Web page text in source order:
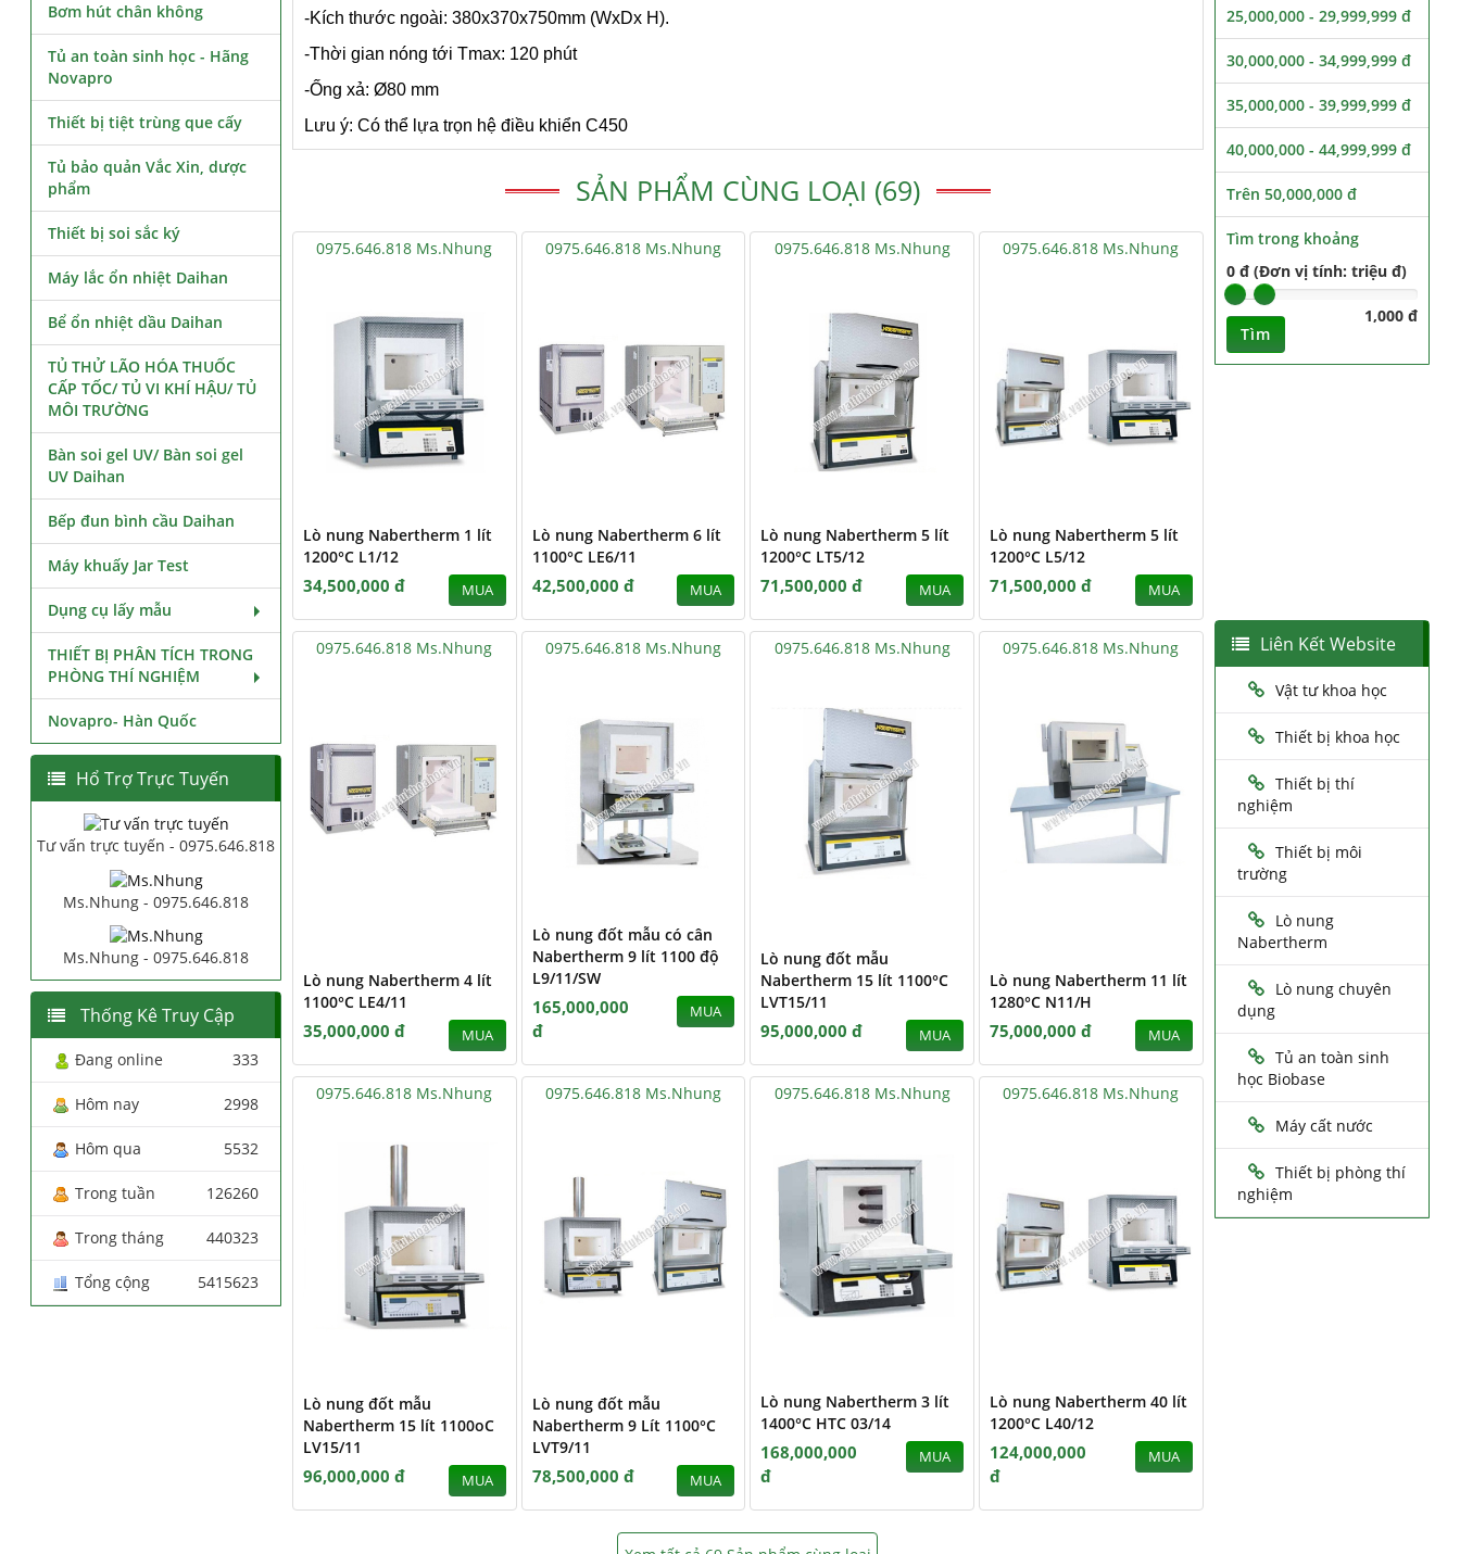
-Kích thước ngoài: 380x370x750mm (WxDx H).
-Thời gian nóng tới Tmax: 120 phút
-Ống xả: Ø80 mm
Lưu ý: Có thể lựa trọn hệ điều khiển C450
SẢN PHẨM CÙNG LOẠI (69)
0975.646.818 Ms.Nhung
Lò nung Nabertherm 1 lít
1200°C L1/12
34,500,000 đ MUA
0975.646.818 Ms.Nhung
Lò nung Nabertherm 6 lít
1100°C LE6/11
42,500,000 đ MUA
0975.646.818 Ms.Nhung
Lò nung Nabertherm 5 lít
1200°C LT5/12
71,500,000 đ MUA
0975.646.818 Ms.Nhung
Lò nung Nabertherm 5 lít
1200°C L5/12
71,500,000 đ MUA
0975.646.818 Ms.Nhung
Lò nung Nabertherm 4 lít
1100°C LE4/11
35,000,000 đ MUA
0975.646.818 Ms.Nhung
Lò nung đốt mẫu có cân
Nabertherm 9 lít 1100 độ
L9/11/SW
165,000,000
đ
MUA
0975.646.818 Ms.Nhung
Lò nung đốt mẫu
Nabertherm 15 lít 1100°C
LVT15/11
95,000,000 đ MUA
0975.646.818 Ms.Nhung
Lò nung Nabertherm 11 lít
1280°C N11/H
75,000,000 đ MUA
0975.646.818 Ms.Nhung
Lò nung đốt mẫu
Nabertherm 15 lít 1100oC
LV15/11
96,000,000 đ MUA
0975.646.818 Ms.Nhung
Lò nung đốt mẫu
Nabertherm 9 Lít 1100°C
LVT9/11
78,500,000 đ MUA
0975.646.818 Ms.Nhung
Lò nung Nabertherm 3 lít
1400°C HTC 03/14
168,000,000
đ
MUA
0975.646.818 Ms.Nhung
Lò nung Nabertherm 40 lít
1200°C L40/12
124,000,000
đ
MUA
Bơm hút chân không
Tủ an toàn sinh học - Hãng
Novapro
Thiết bị tiệt trùng que cấy
Tủ bảo quản Vắc Xin, dược
phẩm
Thiết bị soi sắc ký
Máy lắc ổn nhiệt Daihan
Bể ổn nhiệt dầu Daihan
TỦ THỬ LÃO HÓA THUỐC
CẤP TỐC/ TỦ VI KHÍ HẬU/ TỦ
MÔI TRƯỜNG
Bàn soi gel UV/ Bàn soi gel
UV Daihan
Bếp đun bình cầu Daihan
Máy khuấy Jar Test
Dụng cụ lấy mẫu
THIẾT BỊ PHÂN TÍCH TRONG
PHÒNG THÍ NGHIỆM
Novapro- Hàn Quốc
Hổ Trợ Trực Tuyến
Tư vấn trực tuyến - 0975.646.818
Ms.Nhung - 0975.646.818
Ms.Nhung - 0975.646.818
Thống Kê Truy Cập
Đang online 333
Hôm nay 2998
Hôm qua 5532
Trong tuần 126260
Trong tháng 440323
Tổng cộng 5415623
25,000,000 - 29,999,999 đ
30,000,000 - 34,999,999 đ
35,000,000 - 39,999,999 đ
40,000,000 - 44,999,999 đ
Trên 50,000,000 đ
Tìm trong khoảng
0 đ (Đơn vị tính: triệu đ)
1,000 đ
Tìm
Liên Kết Website
Vật tư khoa học
Thiết bị khoa học
Thiết bị thí
nghiệm
Thiết bị môi
trường
Lò nung
Nabertherm
Lò nung chuyên
dụng
Tủ an toàn sinh
học Biobase
Máy cất nước
Thiết bị phòng thí
nghiệm